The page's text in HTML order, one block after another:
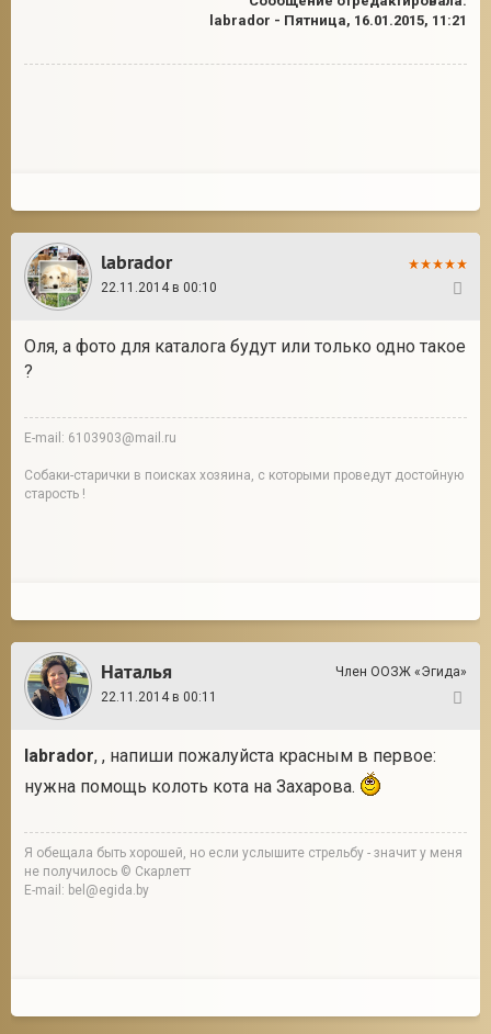
labrador - Пятница, 16.01.2015, 11:21
labrador
22.11.2014 в 00:10
Оля, а фото для каталога будут или только одно такое
?
E-mail: 6103903@mail.ru
Собаки-старички в поисках хозяина, с которыми проведут достойную
старость !
Наталья
Член ООЗЖ «Эгида»
22.11.2014 в 00:11
labrador, , напиши пожалуйста красным в первое:
нужна помощь колоть кота на Захарова.
Я обещала быть хорошей, но если услышите стрельбу - значит у меня
не получилось © Скарлетт
E-mail: bel@egida.by